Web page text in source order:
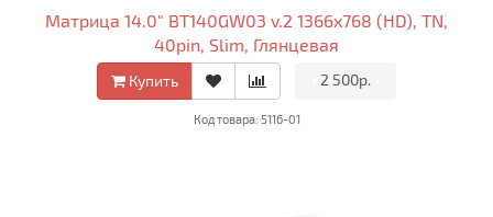
Матрица 14.0" BT140GW03 v.2 1366x768 (HD), TN,
40pin, Slim, Глянцевая
Купить 2 500р.
Код товара: 5116-01